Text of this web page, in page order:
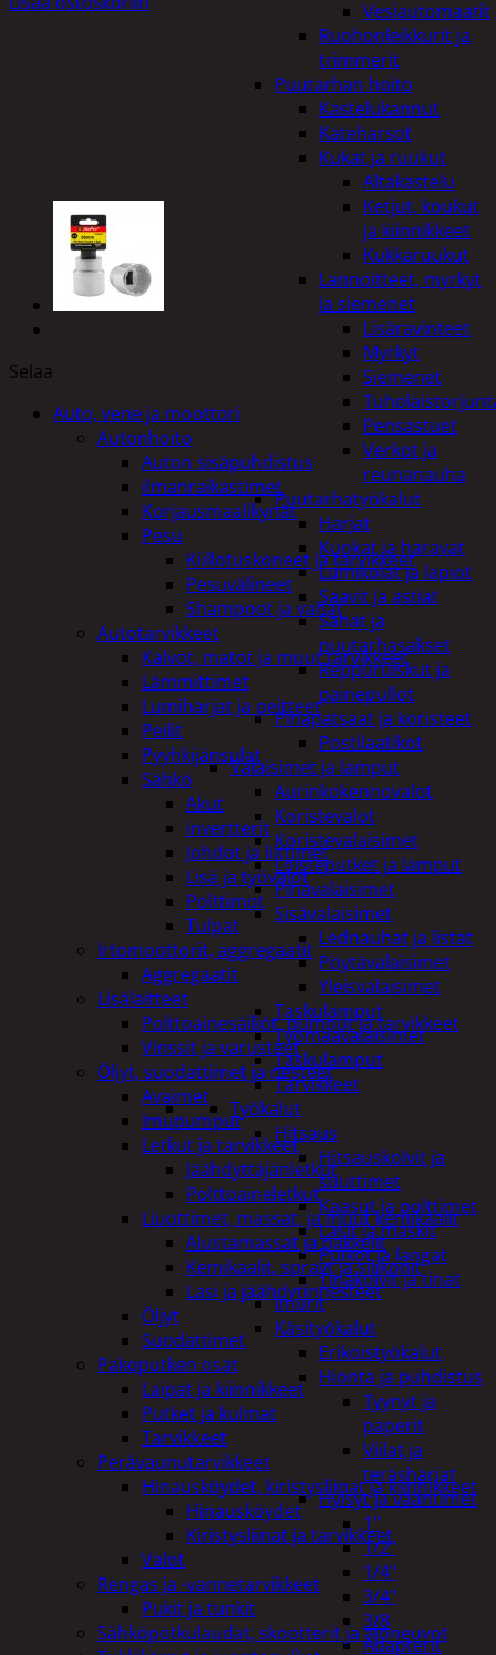
Vesiautomaatit
Ruohonleikkurit ja
trimmerit
Puutarhan hoito
Kastelukannut
Kateharsot
Kukat ja ruukut
Altakastelu
Ketjut, koukut
ja kiinnikkeet
Kukkaruukut
Lannoitteet, myrkyt
ja siemenet
Lisäravinteet
Myrkyt
Siemenet
Pensastuet
Verkot ja
reunanauha
Puutarhatyökalut
Harjat
Kuokat ja haravat
Lumikolat ja lapiot
Saavit ja astiat
Sahat ja
puutarhasakset
Reppuruiskut ja
painepullot
Pihapatsaat ja koristeet
Postilaatikot
Valaisimet ja lamput
Aurinkokennovalot
Koristevalot
Koristevalaisimet
Loisteputket ja lamput
Pihavalaisimet
Sisävalaisimet
Lednauhat ja listat
Pöytävalaisimet
Yleisvalaisimet
Taskulamput
Työmaavalaisimet
Taskulamput
Tarvikkeet
Työkalut
Hitsaus
Hitsauskolvit ja
suuttimet
Kaasut ja polttimet
Lasit ja maskit
Puikot ja langat
Tinakolvit ja tinat
Imurit
Käsityökalut
Erikoistyökalut
Hionta ja puhdistus
Tyynyt ja
paperit
Viilat ja
teräsharjat
Hylsyt ja vääntimet
1"
1/2"
1/4"
3/4"
3/8
Adapterit
Selaa
Auto, vene ja moottori
Autonhoito
Auton sisäpuhdistus
ilmanraikastimet
Korjausmaalikynät
Pesu
Kiillotuskoneet ja tarvikkeet
Pesuvälineet
Shampoot ja vahat
Autotarvikkeet
Kalvot, matot ja muut tarvikkeet
Lämmittimet
Lumiharjat ja peitteet
Peilit
Pyyhkijänsulat
Sähkö
Akut
invertterit
Johdot ja liittimet
Lisä ja työvalot
Polttimot
Tulpat
Irtomoottorit, aggregaatit
Aggregaatit
Lisälaitteet
Polttoainesäiliöt, pumput ja tarvikkeet
Vinssit ja varusteet
Öljyt, suodattimet ja nesteet
Avaimet
Imupumput
Letkut ja tarvikkeet
Jäähdyttäjänletkut
Polttoaineletkut
Liuottimet, massat, ja muut kemikaalit
Alustamassat ja pakkelit
Kemikaalit, sprayt ja silikonit
Lasi ja jäähdytinnesteet
Öljyt
Suodattimet
Pakoputken osat
Laipat ja kiinnikkeet
Putket ja kulmat
Tarvikkeet
Perävaunutarvikkeet
Hinausköydet, kiristysliinat ja kiinnikkeet
Hinausköydet
Kiristysliinat ja tarvikkeet
Valot
Rengas ja -vannetarvikkeet
Pukit ja tunkit
Sähköpotkulaudat, skootterit ja ajoneuvot